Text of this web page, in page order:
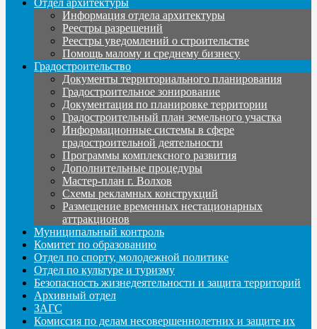
Информация отдела архитектуры
Реестры разрешений
Реестры уведомлений о строительстве
Помощь малому и среднему бизнесу
Градостроительство
Документы территориального планирования
Градостроительное зонирование
Документация по планировке территории
Градостроительный план земельного участка
Информационные системы в сфере
градостроительной деятельности
Программы комплексного развития
Дополнительные процедуры
Мастер-план г. Волхов
Схемы рекламных конструкций
Размещение временных нестационарных
аттракционов
Муниципальный контроль
Комитет по образованию
Отдел по спорту, молодежной политике
Отдел по культуре и туризму
Безопасность жизнедеятельности и защита территорий
Архивный отдел
ЗАГС
Комиссия по делам несовершеннолетних и защите их